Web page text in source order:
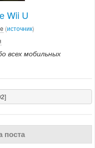
Wii U
(источник)
всех мобильных
поста